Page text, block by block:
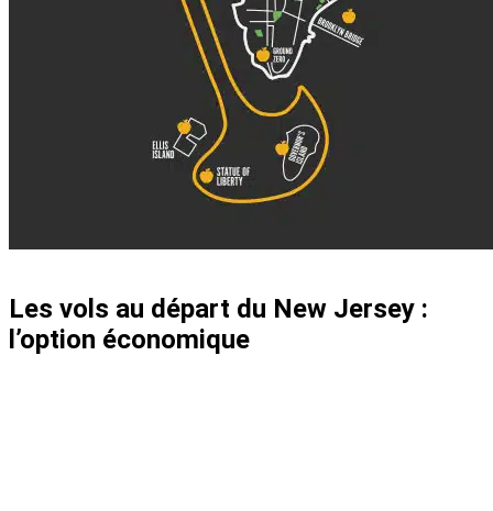
Les vols au départ du New Jersey :
l’option économique